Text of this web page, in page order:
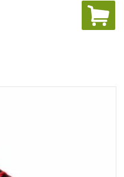
voet. De zool bevat
om vloeistoffen af
een ladder grip, om de
in polyurethaan